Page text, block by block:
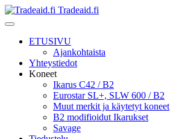
Tradeaid.fi
ETUSIVU
Ajankohtaista
Yhteystiedot
Koneet
Ikarus C42 / B2
Eurostar SL+, SLW 600 / B2
Muut merkit ja käytetyt koneet
B2 modifioidut Ikarukset
Savage